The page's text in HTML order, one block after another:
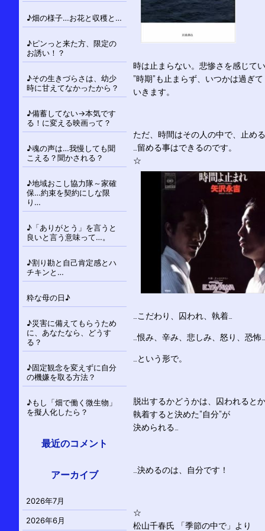
時は止まらない。悲惨さを感じて
”時期”も止まらず、いつかは過ぎて
いきます。
ただ、時間はその人の中で、止め
…留める事はできるのです。
☆
…こだわり、囚われ、執着…
…恨み、辛み、悲しみ、怒り、恐怖…
…という形で。
脱出するかどうかは、囚われるとか
執着すると決めた”自分”が
決められる…
…決めるのは、自分です！
☆
松山千春氏 「季節の中で」より
♪畑の様子…お花と収穫と…
♪ピンっと来た方、限定の
お誘い！？
♪その生きづらさは、幼少
時に甘えてなかったから？
♪備蓄してない→本気です
る！に変える映画って？
♪魂の声は…我慢しても聞
こえる？聞かされる？
♪地域おこし協力隊～家確
保…約束を契約にしな限
り…
♪「ありがとう」を言うと
良いと言う意味って…。
♪割り勘と自己肯定感とハ
チキンと…
粋な母の日♪
♪災害に備えてもらうため
に、あなたなら、どうす
る？
♪固定観念を変えずに自分
の機嫌を取る方法？
♪もし「畑で働く微生物」
を擬人化したら？
最近のコメント
アーカイブ
2026年7月
2026年6月